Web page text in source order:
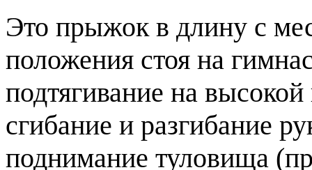
Это прыжок в длину с
положения стоя на
подтягивание на
сгибание и разгибание
поднимание туловища